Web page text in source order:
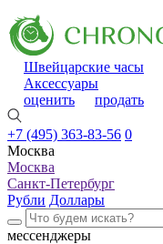
Швейцарские часы
Аксессуары
оценить
продать
+7 (495) 363-83-56 0
Москва
Москва
Санкт-Петербург
Рубли Доллары
мессенджеры